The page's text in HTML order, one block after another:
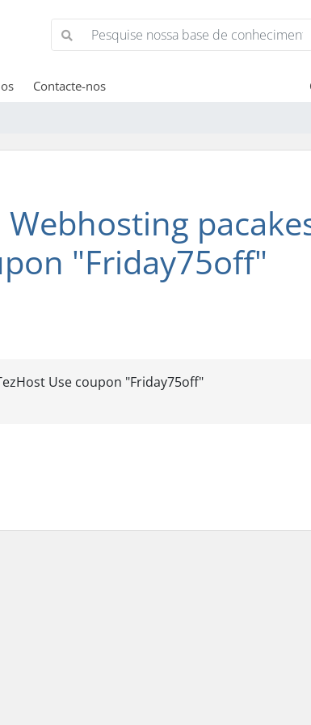
Contacte-nos
Webhosting
"Friday75off"
Use coupon "Friday75off"